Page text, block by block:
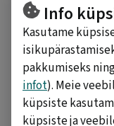
Kõik pakkumised
Info
Kasutame
pakkumiseks
infot). Meie
küpsiste
küpsiste ja